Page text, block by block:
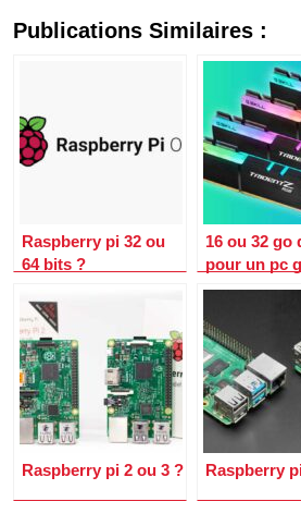
Publications Similaires :
Raspberry pi 32 ou
64 bits ?
16 ou 32 go
pour un pc
Raspberry pi 2 ou 3 ? Raspberry